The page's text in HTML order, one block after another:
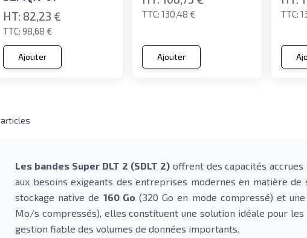
98,68 €
82,23 €
Ajouter
130,48 €
Ajouter
articles
Les bandes Super DLT 2 (SDLT 2)offrent des capacités
aux besoins exigeants des entreprises modernes en matière de
stockage native de 160 Go (320 Go en mode compressé) et
Mo/s compressés), elles constituent une solution idéale pour
gestion fiable des volumes de données importants.